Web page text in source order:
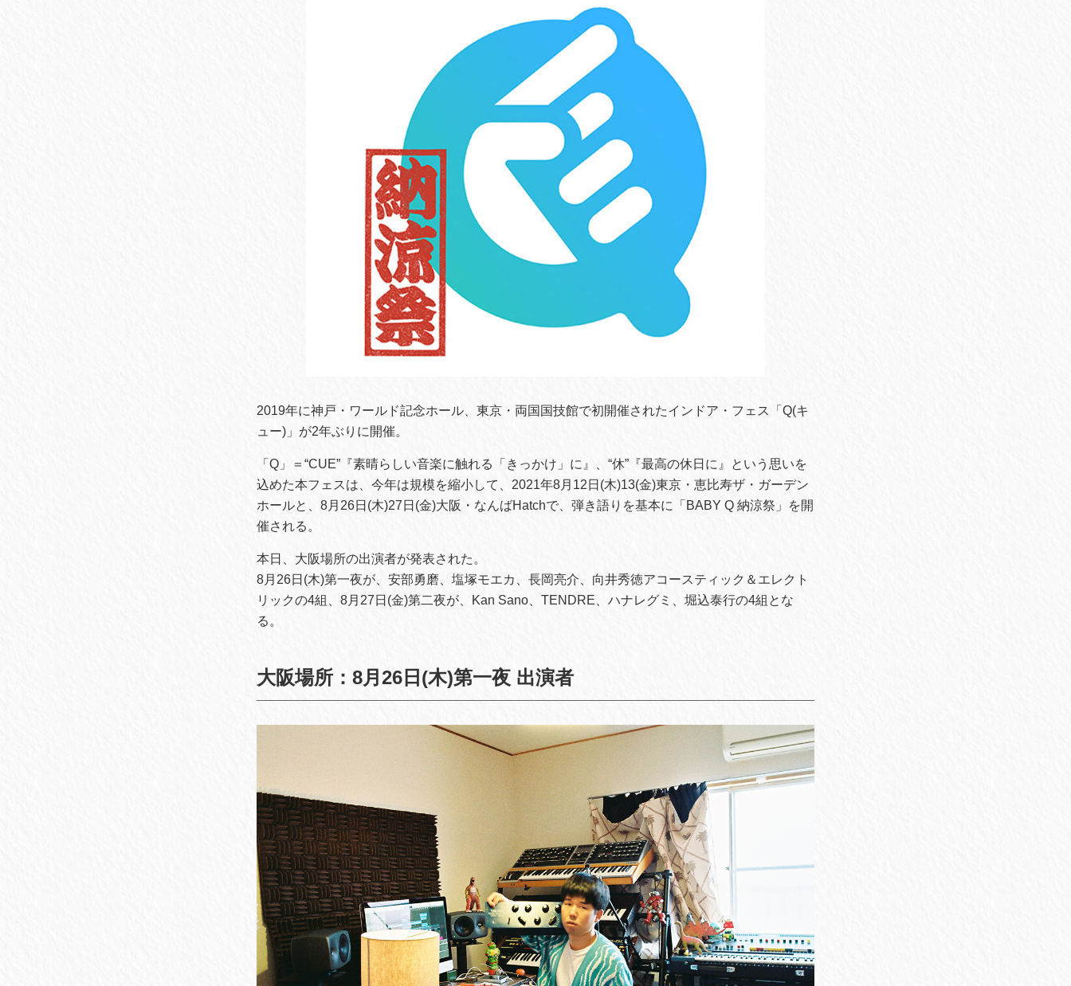
2019年に神戸・ワールド記念ホール、東京・両国国技館で初開催されたインドア・フェス「Q(キ
ュー)」が2年ぶりに開催。
「Q」＝“CUE”『素晴らしい音楽に触れる「きっかけ」に』、“休”『最高の休日に』という思いを
込めた本フェスは、今年は規模を縮小して、2021年8月12日(木)13(金)東京・恵比寿ザ・ガーデン
ホールと、8月26日(木)27日(金)大阪・なんばHatchで、弾き語りを基本に「BABY Q 納涼祭」を開
催される。
本日、大阪場所の出演者が発表された。
8月26日(木)第一夜が、安部勇磨、塩塚モエカ、長岡亮介、向井秀徳アコースティック＆エレクト
リックの4組、8月27日(金)第二夜が、Kan Sano、TENDRE、ハナレグミ、堀込泰行の4組とな
る。
大阪場所：8月26日(木)第一夜 出演者